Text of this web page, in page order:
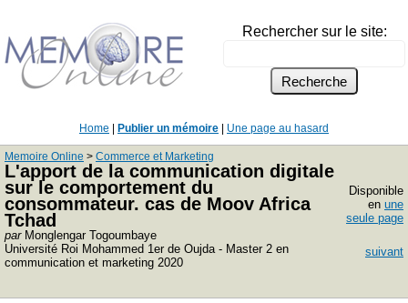
Rechercher sur le site:
Home Publier un mémoire Une page au hasard
Memoire Online > Commerce et Marketing
L'apport de la communication digitale
sur le comportement du
consommateur. cas de Moov Africa
Tchad
parMonglengar Togoumbaye
Université Roi Mohammed 1er de Oujda - Master 2 en
communication et marketing 2020
Disponible
en une
seule page
suivant